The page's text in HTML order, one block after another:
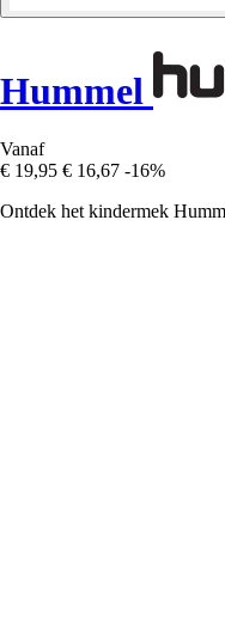
Hummel
Vanaf
€ 19,95 € 16,67 -16%
Ontdek het kindermek